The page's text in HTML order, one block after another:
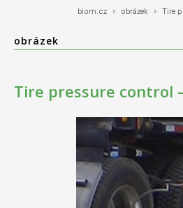
biom.cz › obrázek › Tire
obrázek
Tire pressure control